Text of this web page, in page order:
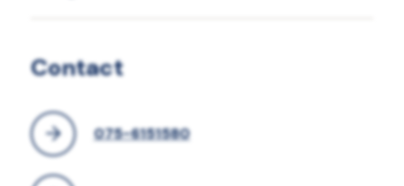
Contact
075-6151580